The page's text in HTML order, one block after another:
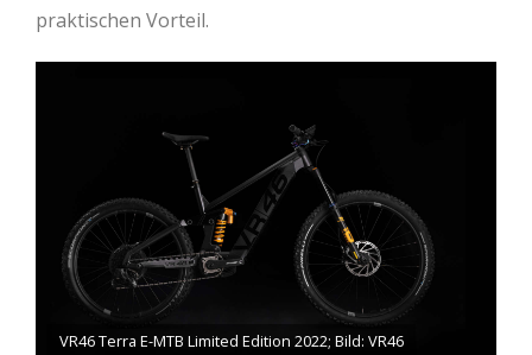
praktischen Vorteil.
VR46 Terra E-MTB Limited Edition 2022; Bild: VR46